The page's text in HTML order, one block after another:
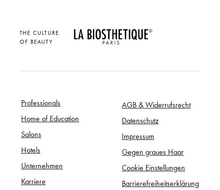
THE CULTURE
OF BEAUTY
Professionals
Home of Education
Salons
Hotels
Unternehmen
Karriere
AGB & Widerrufsrecht
Datenschutz
Impressum
Gegen graues Haar
Cookie Einstellungen
Barrierefreiheitserklärung